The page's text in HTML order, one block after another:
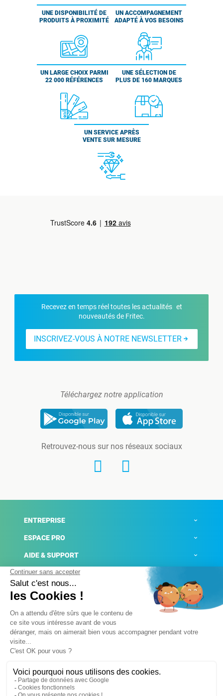
UNE DISPONIBILITÉ DE
PRODUITS À PROXIMITÉ
UN ACCOMPAGNEMENT
ADAPTÉ À VOS BESOINS
UN LARGE CHOIX PARMI
22 000 RÉFÉRENCES
UNE SÉLECTION DE
PLUS DE 160 MARQUES
UN SERVICE APRÈS
VENTE SUR MESURE
Recevez en temps réel toutes les actualités et
nouveautés de Fritec.
INSCRIVEZ-VOUS À NOTRE NEWSLETTER
Téléchargez notre application
Retrouvez-nous sur nos réseaux sociaux
ENTREPRISE
ESPACE PRO
AIDE & SUPPORT
ACTUALITÉS
Mentions légales
Conditions générales de ventes